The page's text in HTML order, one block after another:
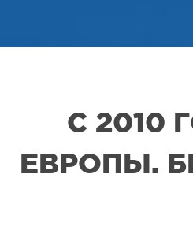
С 2010
ЕВРОПЫ.